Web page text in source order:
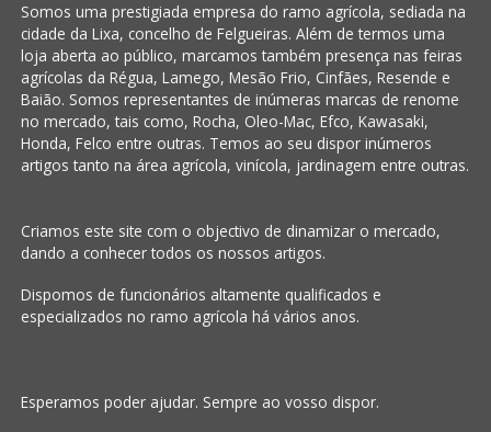
Somos uma prestigiada empresa do ramo agrícola, sediada na
cidade da Lixa, concelho de Felgueiras. Além de termos uma
loja aberta ao público, marcamos também presença nas feiras
agrícolas da Régua, Lamego, Mesão Frio, Cinfães, Resende e
Baião. Somos representantes de inúmeras marcas de renome
no mercado, tais como, Rocha, Oleo-Mac, Efco, Kawasaki,
Honda, Felco entre outras. Temos ao seu dispor inúmeros
artigos tanto na área agrícola, vinícola, jardinagem entre outras.
Criamos este site com o objectivo de dinamizar o mercado,
dando a conhecer todos os nossos artigos.
Dispomos de funcionários altamente qualificados e
especializados no ramo agrícola há vários anos.
Esperamos poder ajudar. Sempre ao vosso dispor.